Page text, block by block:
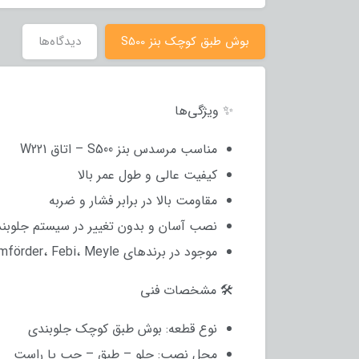
بوش طبق کوچک بنز S500 دیدگاه‌ها
✨ ویژگی‌ها
مناسب مرسدس بنز S500 – اتاق W221
کیفیت عالی و طول عمر بالا
مقاومت بالا در برابر فشار و ضربه
نصب آسان و بدون تغییر در سیستم
موجود در برندهای Lemförder، Febi، Meyle و برندهای چینی تست‌شده
🛠 مشخصات فنی
نوع قطعه: بوش طبق کوچک جلوبندی
محل نصب: جلو – طبق – چپ یا راست